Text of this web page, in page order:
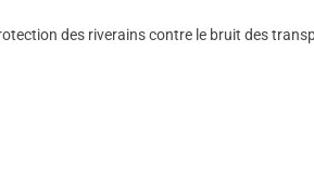
des riverains contre le bruit des